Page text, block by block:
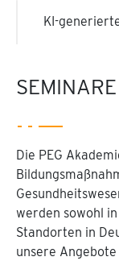
Die PEG
werden sowohl
Standorten in
unsere
KI-